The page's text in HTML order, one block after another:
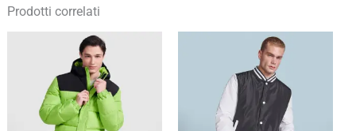
Prodotti correlati
Fascia
di
prezzo:
da
36,42 €
a
52,03 €
Fascia
di
prezzo:
da
25,58 €
a
36,54 €